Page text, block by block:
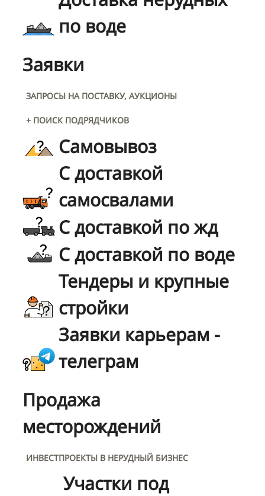
по воде
Заявки
ЗАПРОСЫ НА ПОСТАВКУ, АУКЦИОНЫ
+ ПОИСК ПОДРЯДЧИКОВ
Самовывоз
С доставкой
самосвалами
С доставкой по жд
С доставкой по воде
Тендеры и крупные
стройки
Заявки карьерам -
телеграм
Продажа
месторождений
ИНВЕСТПРОЕКТЫ В НЕРУДНЫЙ БИЗНЕС
Участки под